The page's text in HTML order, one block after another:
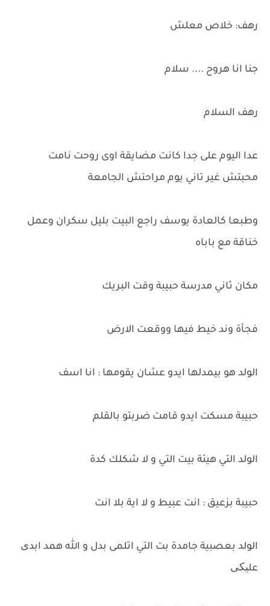
رهف: خلاص معلش
جنا انا هروح .... سلام
رهف السلام
عدا اليوم على جدا كانت مضايقة اوى روحت نامت
محبتش غير تاني يوم مراحتش الجامعة
وطبعا كالعادة يوسف راجع البيت بليل سكران وعمل
خناقة مع باباه
مكان ثاني مدرسة حبيبة وقت البريك
فجأة وند خيط فيها ووقعت الارض
الولد هو بيمدلها ايدو عشان يقومها : انا اسف
حبيبة مسكت ايدو قامت ضربتو بالقلم
الولد التي هيئة بيت التي و لا شكلك كدة
حبيبة بزعيق : انت عبيط و لا اية بلا انت
الولد بعصبية جامدة بت التي اتلمى بدل و الله همد ابدی
علیکی